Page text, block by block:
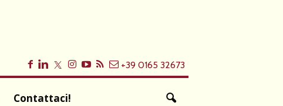
+39 0165 32673
Contattaci!